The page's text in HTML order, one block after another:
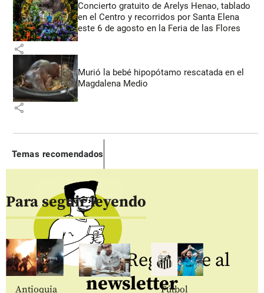
Concierto gratuito de Arelys Henao, tablado
en el Centro y recorridos por Santa Elena
este 6 de agosto en la Feria de las Flores
share
Murió la bebé hipopótamo rescatada en el
Magdalena Medio
share
Temas recomendados
Para seguir leyendo
Antioquia Fútbol
Regístrate al
newsletter